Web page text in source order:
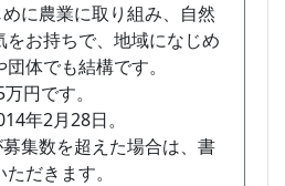
に農業に取り組み、自然
をお持ちで、地域になじめ
体でも結構です。
円です。
年2月28日。
集数を超えた場合は、書
だきます。